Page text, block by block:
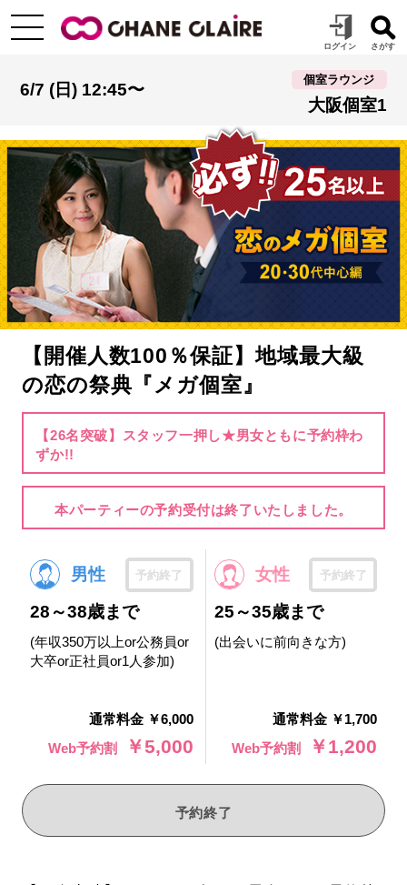
6/7 (日) 12:45〜
個室ラウンジ
大阪個室1
【開催人数100％保証】地域最大級
の恋の祭典『メガ個室』
【26名突破】スタッフ一押し★男女ともに予約枠わ
ずか!!
本パーティーの予約受付は終了いたしました。
男性 予約終了
28～38歳まで
(年収350万以上or公務員or
大卒or正社員or1人参加)
通常料金 ￥6,000
Web予約割
￥5,000
女性 予約終了
25～35歳まで
(出会いに前向きな方)
通常料金 ￥1,700
Web予約割
￥1,200
予約終了